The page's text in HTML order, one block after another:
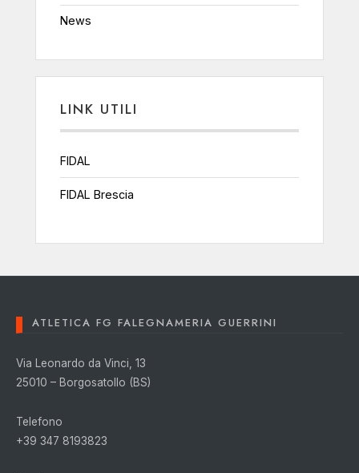
News
LINK UTILI
FIDAL
FIDAL Brescia
ATLETICA FG FALEGNAMERIA GUERRINI
Via Leonardo da Vinci, 13
25010 – Borgosatollo (BS)
Telefono
+39 347 8193823